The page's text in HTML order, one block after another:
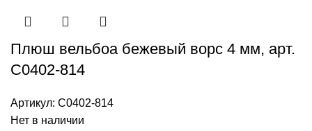
Плюш вельбоа бежевый ворс 4 мм, арт.
С0402-814
Артикул: С0402-814
Нет в наличии